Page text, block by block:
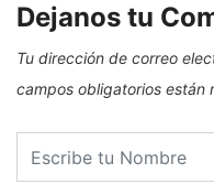
Dejanos tu
Tu dirección de correo
campos obligatorios están